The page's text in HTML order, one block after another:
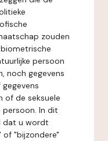
zouden
persoon
noch gegevens
of de seksuele
persoon. In dit
dat u wordt
of "bijzondere"